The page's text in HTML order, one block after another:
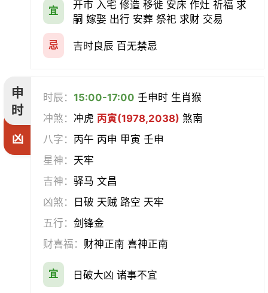
宜
开市 入宅 修造 移徙 安床 作灶 祈福 求
嗣 嫁娶 出行 安葬 祭祀 求财 交易
忌 吉时良辰 百无禁忌
申
时
凶
时辰：15:00-17:00 壬申时 生肖猴
冲煞：冲虎 丙寅(1978,2038) 煞南
八字： 丙午 丙申 甲寅 壬申
星神： 天牢
吉神：驿马 文昌
凶煞：
日破 天贼 路空 天牢
五行：剑锋金
财喜福： 财神正南 喜神正南
宜 日破大凶 诸事不宜